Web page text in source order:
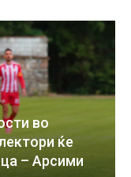
во
ќе
– Арсими